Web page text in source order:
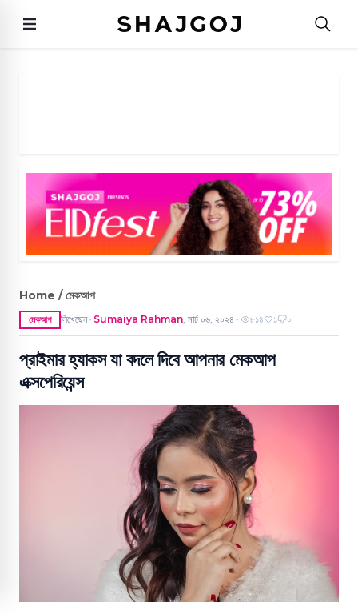
Home / মেকআপ
মেকআপ লিখেছেন ● Sumaiya Rahman, মার্চ ০৬, ২০২৪ ● ৮১৪ ১ ০
প্রাইমার হ্যাকস যা বদলে দিবে আপনার মেকআপ
এক্সপেরিয়েন্স